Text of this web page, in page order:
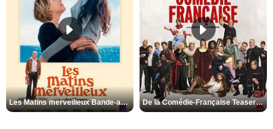
Les Matins merveilleux Bande-annonce VF De la Comédie-Française Teaser VF